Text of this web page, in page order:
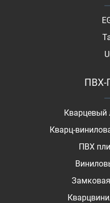
ПВХ-
Кварцевый
Кварц-
ПВХ